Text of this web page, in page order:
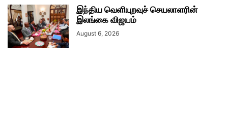
இந்திய வெளியுறவுச் செயலாளரின்
இலங்கை விஜயம்
August 6, 2026